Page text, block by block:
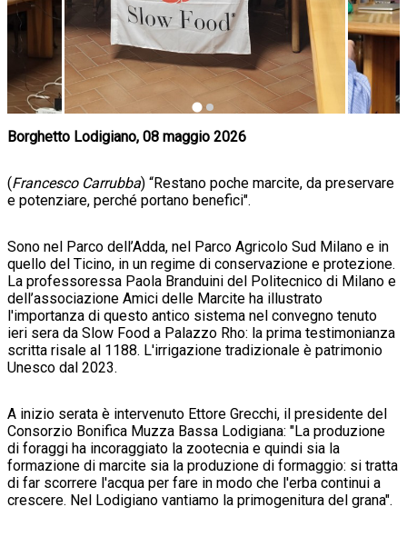
Borghetto Lodigiano, 08 maggio 2026
(Francesco Carrubba) “Restano poche marcite, da preservare
e potenziare, perché portano benefici".
Sono nel Parco dell’Adda, nel Parco Agricolo Sud Milano e in
quello del Ticino, in un regime di conservazione e protezione.
La professoressa Paola Branduini del Politecnico di Milano e
dell’associazione Amici delle Marcite ha illustrato
l'importanza di questo antico sistema nel convegno tenuto
ieri sera da Slow Food a Palazzo Rho: la prima testimonianza
scritta risale al 1188. L'irrigazione tradizionale è patrimonio
Unesco dal 2023.
A inizio serata è intervenuto Ettore Grecchi, il presidente del
Consorzio Bonifica Muzza Bassa Lodigiana: "La produzione
di foraggi ha incoraggiato la zootecnia e quindi sia la
formazione di marcite sia la produzione di formaggio: si tratta
di far scorrere l'acqua per fare in modo che l'erba continui a
crescere. Nel Lodigiano vantiamo la primogenitura del grana".